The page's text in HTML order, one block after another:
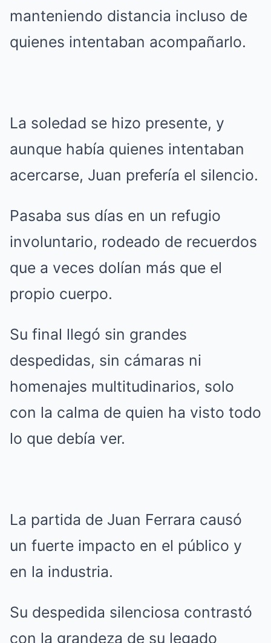
manteniendo distancia incluso de
quienes intentaban acompañarlo.
La soledad se hizo presente, y
aunque había quienes intentaban
acercarse, Juan prefería el silencio.
Pasaba sus días en un refugio
involuntario, rodeado de recuerdos
que a veces dolían más que el
propio cuerpo.
Su final llegó sin grandes
despedidas, sin cámaras ni
homenajes multitudinarios, solo
con la calma de quien ha visto todo
lo que debía ver.
La partida de Juan Ferrara causó
un fuerte impacto en el público y
en la industria.
Su despedida silenciosa contrastó
con la grandeza de su legado